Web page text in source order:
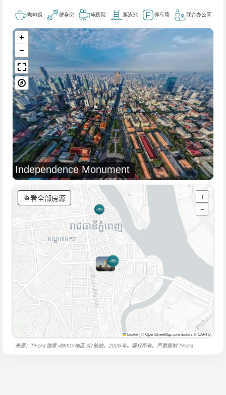
咖啡馆 健身房 电影院 游泳池 停车场 联合办公区
Independence Monument
查看全部房源
+
−
Leaflet|© OpenStreetMap contributors © CARTO
来源：Tinora 独家 «BKK1» 地区 3D 航拍，2026 年。版权所有。严禁复制Tinora